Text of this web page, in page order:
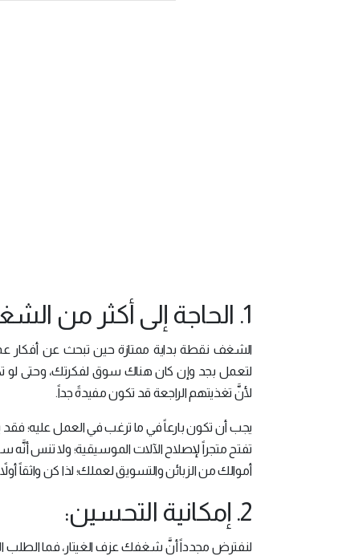
1. الحاجة إلى أكثر من الشغف:
الشغف نقطة بداية ممتازة حين تبحث عن
لتعمل بجد وإن كان هناك سوق لفكرتك، وحتى
لأنَّ تغذيتهم الراجعة قد تكون مفيدةً جداً.
يجب أن تكون بارعاً في ما ترغب في العمل عليه؛ فقد
تفتح متجراً لإصلاح الآلات الموسيقية؛ ولا تنس
أموالك من الزبائن والتسويق لعملك؛ لذا كن
2. إمكانية التحسين:
لنفترض مجدداً أنَّ شغفك عزف الغيتار، فما الطلب